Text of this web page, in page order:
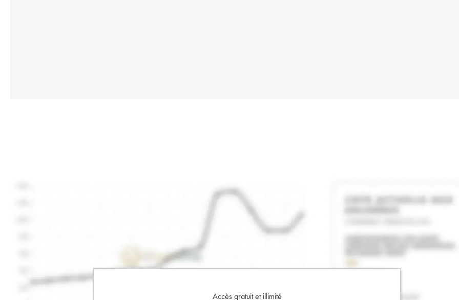
Accès gratuit et illimité